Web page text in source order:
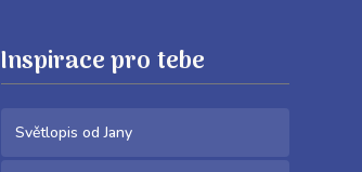
Inspirace pro tebe
Světlopis od Jany